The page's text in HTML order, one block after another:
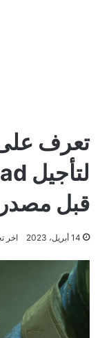
تعرف
قبل
14 أبريل، 2023 اخر